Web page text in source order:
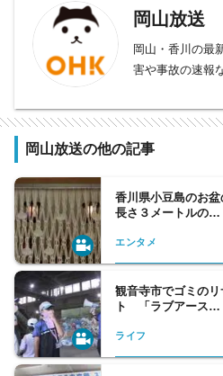
岡山放送
岡山・香川の最
害や事故の速報
岡山放送の他の記事
香川県小豆島のお
長さ３メートルの…
エンタメ
観音寺市でゴミの
ト 「ラブアース…
ライフ